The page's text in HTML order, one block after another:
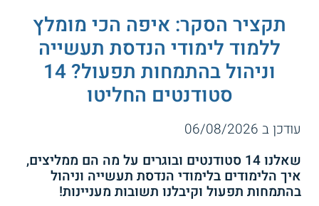
איזו תעודה מקבלים?
סטודנטים המסיימים בהצלחה את הלימודים ועומדים בכל
חובותיהם, זכאים לקבל תואר ראשון B.Sc. בהנדסת תעשייה
וניהול, בציון ההתמחות.
מה הן אפשרויות התעסוקה?
הבוגרים יכולים להשתלב במגוון תפקידים בכירים במערכי תפעול
בחברות ובארגוני תעשייה בארץ ובעולם. בין היתר, הם יכולים
לעבוד בתעשיית ההייטק, התקשורת, הביטחון, והתחבורה. נוסף על
כך, הם יכולים לעבוד בחברות סטארט אפ, במשרדי ממשלה,
(35)
4.1
הנדסת תעשייה וניהול -
האוניברסיטה הפתוחה
קורס ניהול מעשי -
מנהל מצוין ב 30 יום
תקציר הסקר: איפה הכי מומלץ
ללמוד לימודי הנדסת תעשייה
וניהול בהתמחות תפעול? 14
סטודנטים החליטו
עודכן ב 06/08/2026
שאלנו 14 סטודנטים ובוגרים על מה הם ממליצים,
איך הלימודים בלימודי הנדסת תעשייה וניהול
בהתמחות תפעול וקיבלנו תשובות מעניינות!